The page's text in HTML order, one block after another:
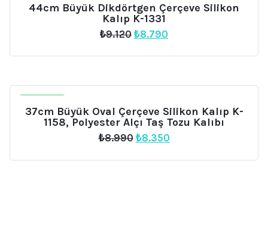
44cm Büyük Dikdörtgen Çerçeve Silikon
Kalıp K-1331
₺9.120 Orijinal
₺9.120.
₺8.790
fiyat:
37cm Büyük Oval Çerçeve Silikon Kalıp K-
1158, Polyester Alçı Taş Tozu Kalıbı
₺8.990 Orijinal
₺8.990.
₺8.350Şu
fiyat: